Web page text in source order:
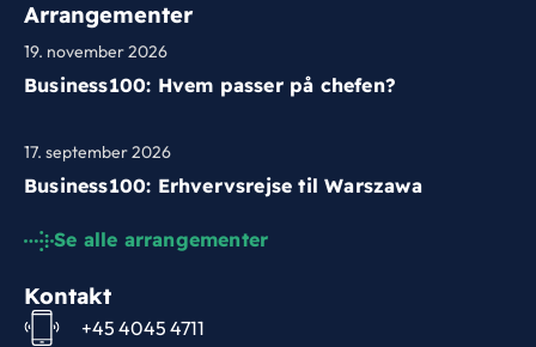
Arrangementer
19. november 2026
Business100: Hvem passer på chefen?
17. september 2026
Business100: Erhvervsrejse til Warszawa
Se alle arrangementer
Kontakt
+45 4045 4711